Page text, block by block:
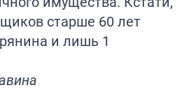
старше 60 лет
и лишь 1